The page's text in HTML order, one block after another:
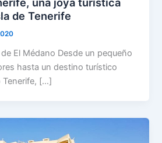
una joya turística
de Tenerife
El Médano Desde un pequeño
hasta un destino turístico
Tenerife, […]